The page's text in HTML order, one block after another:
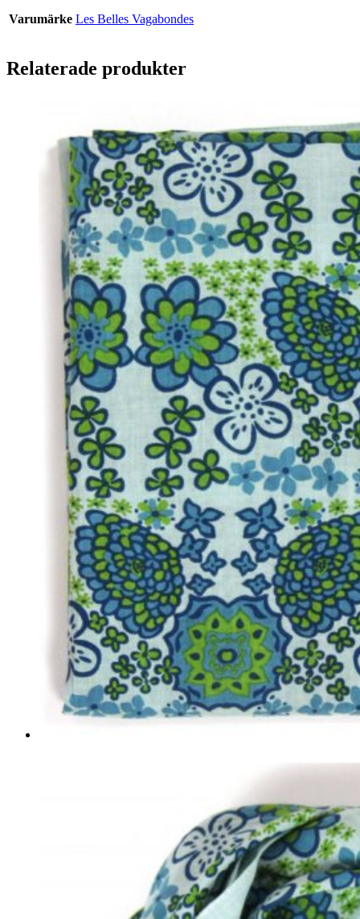
Varumärke Les Belles Vagabondes
Relaterade produkter